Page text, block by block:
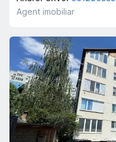
Agent imobiliar